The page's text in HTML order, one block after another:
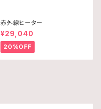
赤外線ヒーター
¥29,040
20%OFF